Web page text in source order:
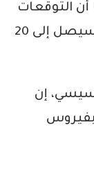
التوقعات
تشير إلى أن عدد الإصابات في مصر سيصل إلى 20
إن
بفيروس